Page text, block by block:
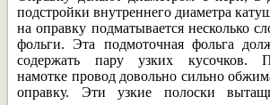
подстройки внутреннего диаметра
на оправку подматывается несколько
фольги. Эта подмоточная фольга
содержать пару узких кусочков.
намотке провод довольно сильно
оправку. Эти узкие полоски